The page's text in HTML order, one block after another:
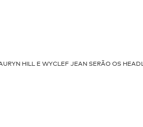
HILL E WYCLEF JEAN SERÃO OS